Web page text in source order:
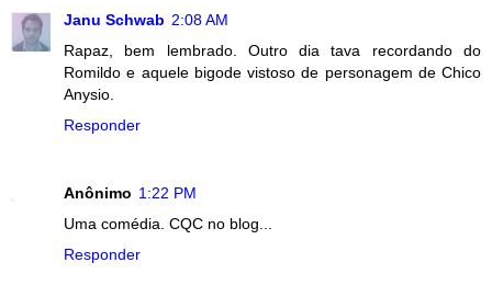
Janu Schwab 2:08 AM
Rapaz, bem lembrado. Outro dia tava recordando do
Romildo e aquele bigode vistoso de personagem de Chico
Anysio.
Responder
Anônimo 1:22 PM
Uma comédia. CQC no blog...
Responder